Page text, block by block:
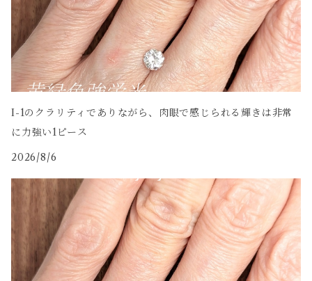
I-1のクラリティでありながら、肉眼で感じられる輝きは非常
に力強い1ピース
2026/8/6